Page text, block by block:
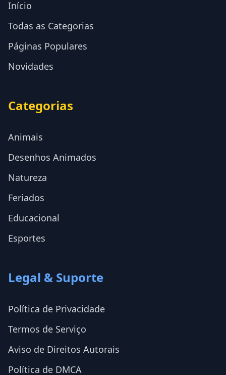
Início
Todas as Categorias
Páginas Populares
Novidades
Categorias
Animais
Desenhos Animados
Natureza
Feriados
Educacional
Esportes
Legal & Suporte
Política de Privacidade
Termos de Serviço
Aviso de Direitos Autorais
Política de DMCA